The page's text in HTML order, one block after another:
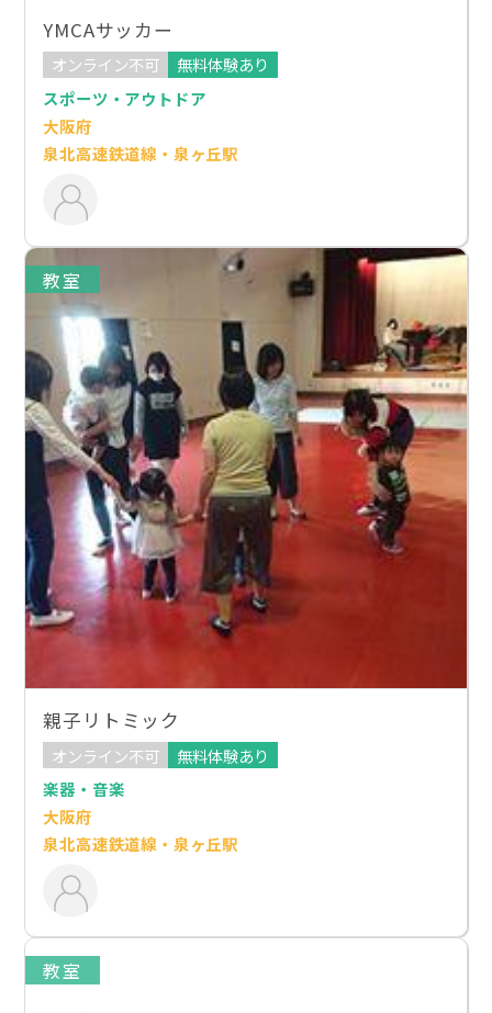
YMCAサッカー
オンライン不可
無料体験あり
スポーツ・アウトドア
大阪府
泉北高速鉄道線・泉ヶ丘駅
教室
親子リトミック
オンライン不可
無料体験あり
楽器・音楽
大阪府
泉北高速鉄道線・泉ヶ丘駅
教室